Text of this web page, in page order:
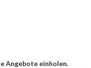
Angebote einholen.